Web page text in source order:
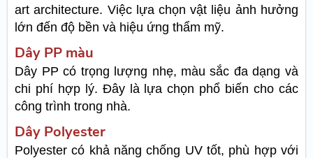
art architecture. Việc lựa chọn vật liệu ảnh hưởng
lớn đến độ bền và hiệu ứng thẩm mỹ.
Dây PP màu
Dây PP có trọng lượng nhẹ, màu sắc đa dạng và
chi phí hợp lý. Đây là lựa chọn phổ biến cho các
công trình trong nhà.
Dây Polyester
Polyester có khả năng chống UV tốt, phù hợp với